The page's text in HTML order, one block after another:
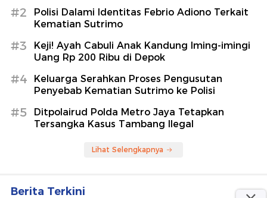
#2
Polisi Dalami Identitas Febrio Adiono Terkait
Kematian Sutrimo
#3
Keji! Ayah Cabuli Anak Kandung Iming-imingi
Uang Rp 200 Ribu di Depok
#4
Keluarga Serahkan Proses Pengusutan
Penyebab Kematian Sutrimo ke Polisi
#5
Ditpolairud Polda Metro Jaya Tetapkan
Tersangka Kasus Tambang Ilegal
Lihat Selengkapnya
Berita Terkini